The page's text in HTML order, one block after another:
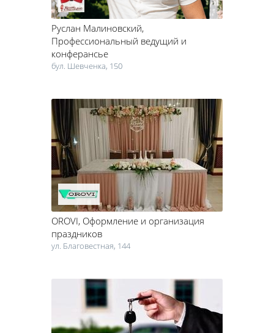
Руслан Малиновский,
Профессиональный ведущий и
конферансье
бул. Шевченка, 150
OROVI, Оформление и организация
праздников
ул. Благовестная, 144